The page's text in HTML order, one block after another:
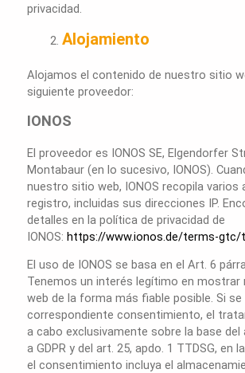
privacidad.
Alojamiento
Alojamos el contenido de nuestro sitio
siguiente proveedor:
IONOS
El proveedor es IONOS SE, Elgendorfer
Montabaur (en lo sucesivo, IONOS).
nuestro sitio web, IONOS recopila varios
registro, incluidas sus direcciones IP.
detalles en la política de privacidad de
IONOS: https://www.ionos.de/terms-gtc/
El uso de IONOS se basa en el Art. 6
Tenemos un interés legítimo en
web de la forma más fiable posible. Si se
correspondiente consentimiento, el
a cabo exclusivamente sobre la base del
a GDPR y del art. 25, apdo. 1 TTDSG, en
el consentimiento incluya el